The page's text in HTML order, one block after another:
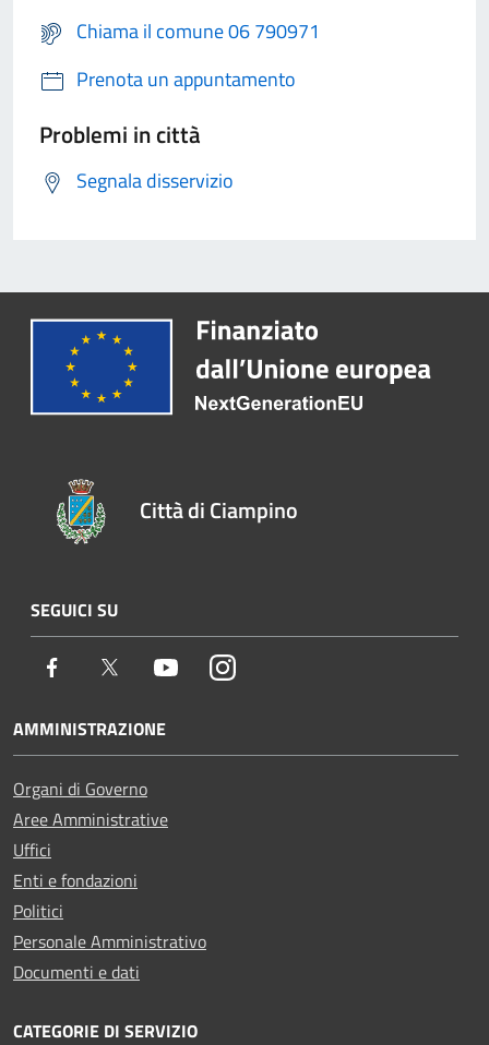
Chiama il comune 06 790971
Prenota un appuntamento
Problemi in città
Segnala disservizio
Città di Ciampino
SEGUICI SU
Facebook Twitter YoutubeInstagram
AMMINISTRAZIONE
Organi di Governo
Aree Amministrative
Uffici
Enti e fondazioni
Politici
Personale Amministrativo
Documenti e dati
CATEGORIE DI SERVIZIO